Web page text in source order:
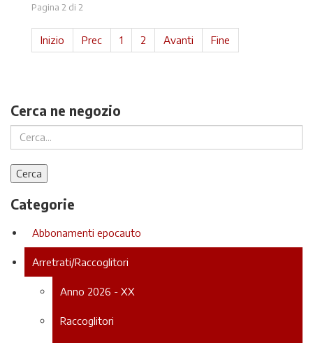
Pagina 2 di 2
Inizio Prec 1 2 Avanti Fine
Cerca ne negozio
Categorie
Abbonamenti epocauto
Arretrati/Raccoglitori
Anno 2026 - XX
Raccoglitori